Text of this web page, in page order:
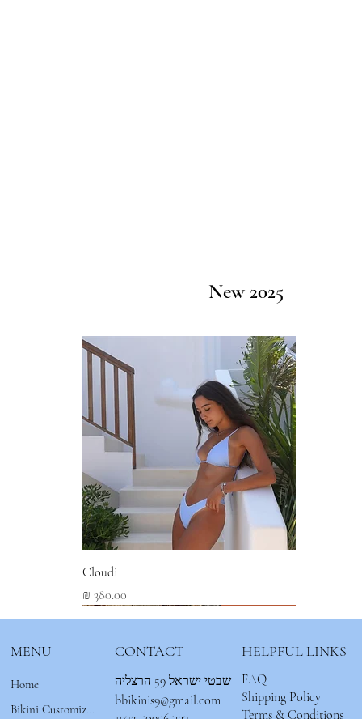
New 2025
Cloudi
מחיר
MENU
Home
Bikini Customizer 🌟
CONTACT
שבטי ישראל 59 הרצליה
bbikinis9@gmail.com
HELPFUL LINKS
FAQ
Shipping Policy
Terms & Conditions